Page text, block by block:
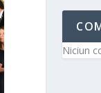
Niciun